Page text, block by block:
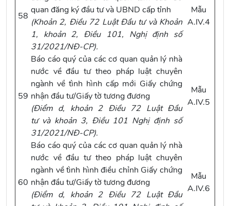
58
quan đăng ký đầu tư và UBND cấp tỉnh
(Khoản 2, Điều 72 Luật Đầu tưvà Khoản
1, khoản 2, Điều 101, Nghị định số
31/2021/NĐ-CP).
Mẫu
A.IV.4
59
Báo cáo quý của các cơ quan quản lý nhà
nước về đầu tư theo pháp luật chuyên
ngành về tình hình cấp mới Giấy chứng
nhận đầu tư/Giấy tờ tương đương
(Điểm d, khoản 2 Điều 72 Luật Đầu
tưvà khoản 3, Điều 101 Nghị định số
31/2021/NĐ-CP).
Mẫu
A.IV.5
60
Báo cáo quý của các cơ quan quản lý nhà
nước về đầu tư theo pháp luật chuyên
ngành về tình hình điều chỉnh Giấy chứng
nhận đầu tư/Giấy tờ tương đương
(Điểm d, khoản 2 Điều 72 Luật Đầu
Mẫu
A.IV.6